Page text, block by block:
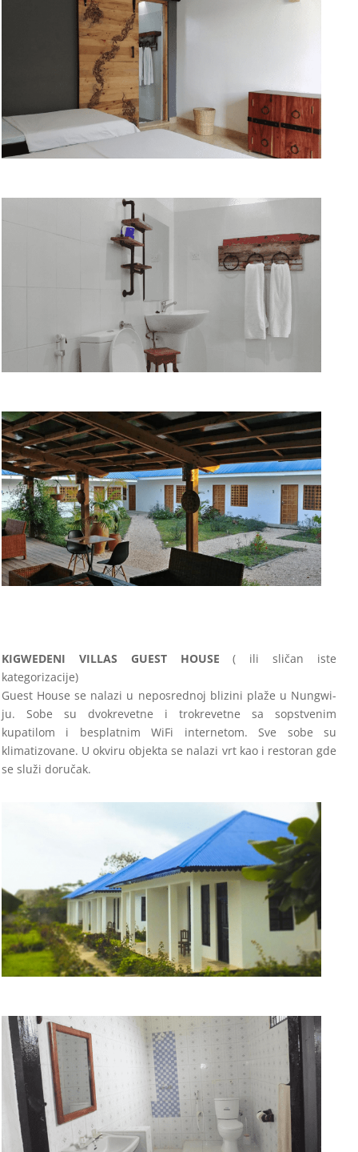
KIGWEDENI VILLAS GUEST HOUSE ( ili sličan iste
kategorizacije)
Guest House se nalazi u neposrednoj blizini plaže u Nungwi-
ju. Sobe su dvokrevetne i trokrevetne sa sopstvenim
kupatilom i besplatnim WiFi internetom. Sve sobe su
klimatizovane. U okviru objekta se nalazi vrt kao i restoran gde
se služi doručak.